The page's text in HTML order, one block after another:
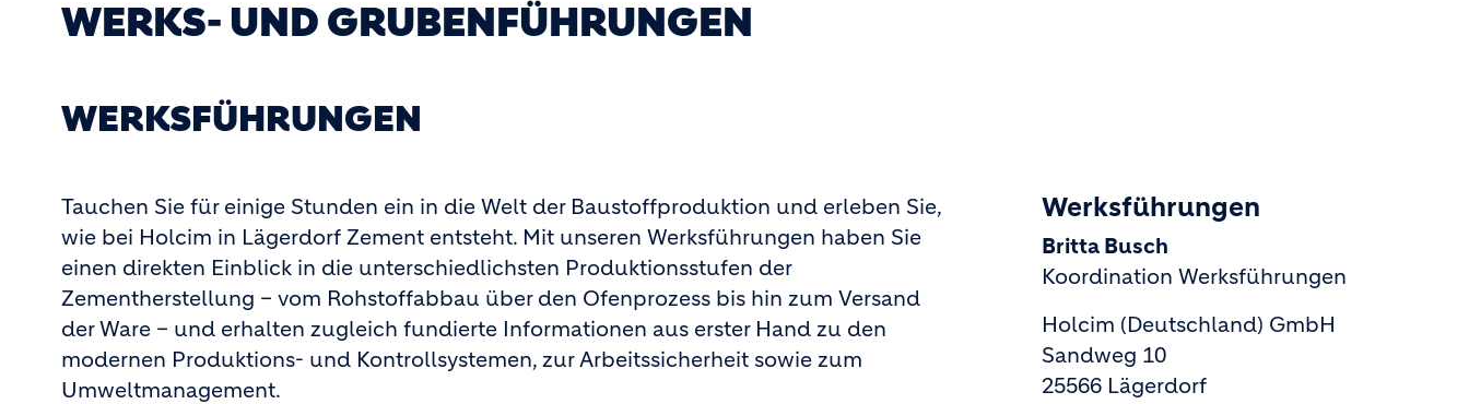
WERKS- UND GRUBENFÜHRUNGEN
WERKSFÜHRUNGEN
Tauchen Sie für einige Stunden ein in die Welt der Baustoffproduktion und erleben Sie,
wie bei Holcim in Lägerdorf Zement entsteht. Mit unseren Werksführungen haben Sie
einen direkten Einblick in die unterschiedlichsten Produktionsstufen der
Zementherstellung – vom Rohstoffabbau über den Ofenprozess bis hin zum Versand
der Ware – und erhalten zugleich fundierte Informationen aus erster Hand zu den
modernen Produktions- und Kontrollsystemen, zur Arbeitssicherheit sowie zum
Umweltmanagement.
Werksführungen
Britta Busch
Koordination Werksführungen
Holcim (Deutschland) GmbH
Sandweg 10
25566 Lägerdorf